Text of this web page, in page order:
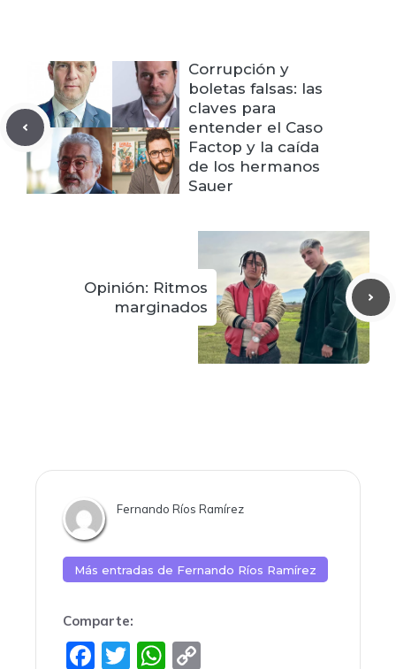
Corrupción y
boletas falsas: las
claves para
entender el Caso
Factop y la caída
de los hermanos
Sauer
Opinión: Ritmos
marginados
Fernando Ríos Ramírez
Más entradas de Fernando Ríos Ramírez
Comparte:
F
T
W